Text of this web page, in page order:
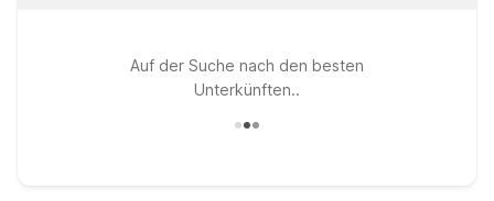
Auf der Suche nach den besten
Unterkünften..